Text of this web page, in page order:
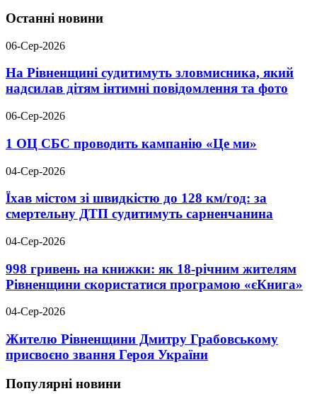
Останні новини
06-Сер-2026
На Рівненщині судитимуть зловмисника, який
надсилав дітям інтимні повідомлення та фото
06-Сер-2026
1 ОЦ СБС проводить кампанію «Це ми»
04-Сер-2026
Їхав містом зі швидкістю до 128 км/год: за
смертельну ДТП судитимуть сарненчанина
04-Сер-2026
998 гривень на книжки: як 18-річним жителям
Рівненщини скористатися програмою «єКнига»
04-Сер-2026
Жителю Рівненщини Дмитру Грабовському
присвоєно звання Героя України
Популярні новини